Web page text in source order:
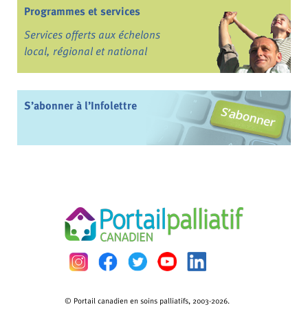
Programmes et services
Services offerts aux échelons
local, régional et national
S’abonner à l’Infolettre
© Portail canadien en soins palliatifs, 2003-2026.